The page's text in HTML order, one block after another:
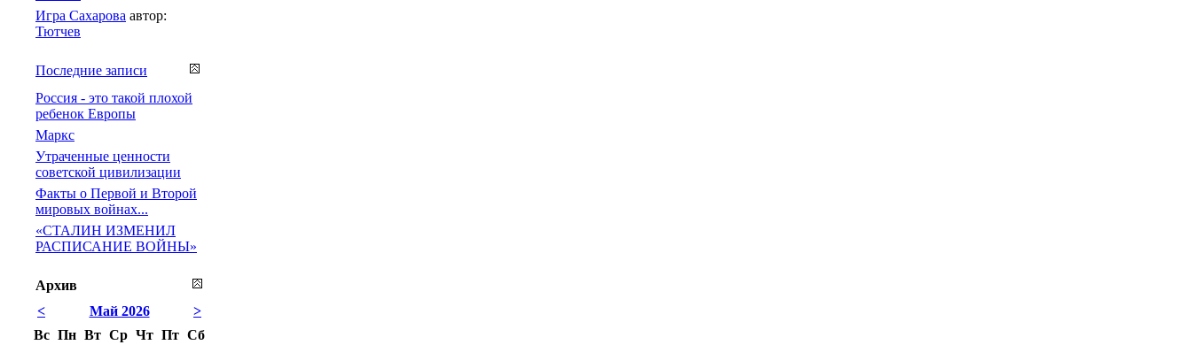
Игра Сахарова автор:
Тютчев
Последние записи
Россия - это такой плохой
ребенок Европы
Маркс
Утраченные ценности
советской цивилизации
Факты о Первой и Второй
мировых войнах...
«СТАЛИН ИЗМЕНИЛ
РАСПИСАНИЕ ВОЙНЫ»
Архив
<
>
Май 2026
Вс Пн Вт Ср Чт Пт Сб